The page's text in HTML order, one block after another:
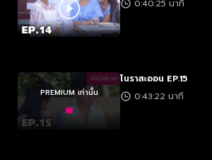
0:40:25 นาที
PREMIUM
PREMIUM เท่านั้น
โนราสะออน EP.15
0:43:22 นาที